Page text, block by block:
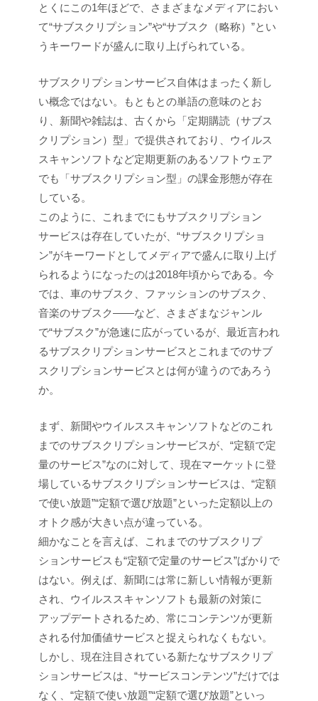
とくにこの1年ほどで、さまざまなメディアにおい
て“サブスクリプション”や“サブスク（略称）”とい
うキーワードが盛んに取り上げられている。
サブスクリプションサービス自体はまったく新し
い概念ではない。もともとの単語の意味のとお
り、新聞や雑誌は、古くから「定期購読（サブス
クリプション）型」で提供されており、ウイルス
スキャンソフトなど定期更新のあるソフトウェア
でも「サブスクリプション型」の課金形態が存在
している。
このように、これまでにもサブスクリプション
サービスは存在していたが、“サブスクリプショ
ン”がキーワードとしてメディアで盛んに取り上げ
られるようになったのは2018年頃からである。今
では、車のサブスク、ファッションのサブスク、
音楽のサブスク――など、さまざまなジャンル
で“サブスク”が急速に広がっているが、最近言われ
るサブスクリプションサービスとこれまでのサブ
スクリプションサービスとは何が違うのであろう
か。
まず、新聞やウイルススキャンソフトなどのこれ
までのサブスクリプションサービスが、“定額で定
量のサービス”なのに対して、現在マーケットに登
場しているサブスクリプションサービスは、“定額
で使い放題”“定額で選び放題”といった定額以上の
オトク感が大きい点が違っている。
細かなことを言えば、これまでのサブスクリプ
ションサービスも“定額で定量のサービス”ばかりで
はない。例えば、新聞には常に新しい情報が更新
され、ウイルススキャンソフトも最新の対策に
アップデートされるため、常にコンテンツが更新
される付加価値サービスと捉えられなくもない。
しかし、現在注目されている新たなサブスクリプ
ションサービスは、“サービスコンテンツ”だけでは
なく、“定額で使い放題”“定額で選び放題”といっ